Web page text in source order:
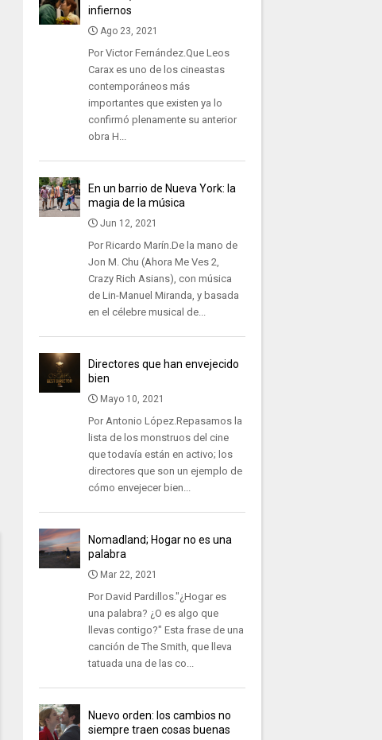
infiernos
Ago 23, 2021
Por Victor Fernández.Que Leos
Carax es uno de los cineastas
contemporáneos más
importantes que existen ya lo
confirmó plenamente su anterior
obra H...
En un barrio de Nueva York: la
magia de la música
Jun 12, 2021
Por Ricardo Marín.De la mano de
Jon M. Chu (Ahora Me Ves 2,
Crazy Rich Asians), con música
de Lin-Manuel Miranda, y basada
en el célebre musical de...
Directores que han envejecido
bien
Mayo 10, 2021
Por Antonio López.Repasamos la
lista de los monstruos del cine
que todavía están en activo; los
directores que son un ejemplo de
cómo envejecer bien...
Nomadland; Hogar no es una
palabra
Mar 22, 2021
Por David Pardillos."¿Hogar es
una palabra? ¿O es algo que
llevas contigo?" Esta frase de una
canción de The Smith, que lleva
tatuada una de las co...
Nuevo orden: los cambios no
siempre traen cosas buenas